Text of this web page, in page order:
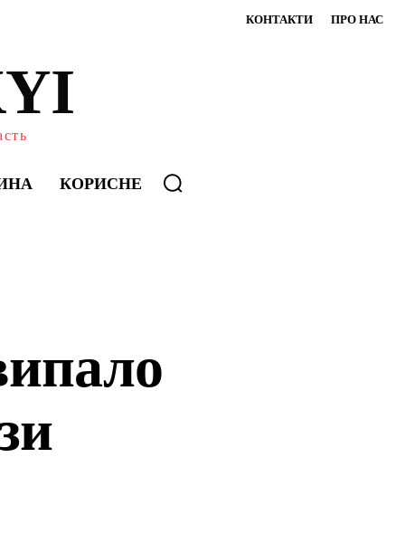
КОНТАКТИ ПРО НАС
КОРИСНЕ